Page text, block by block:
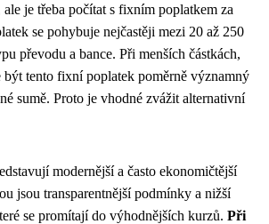
ale je třeba počítat s fixním poplatkem za
se pohybuje nejčastěji mezi 20 až 250
převodu a bance. Při menších částkách,
být tento fixní poplatek poměrně významný
sumě. Proto je vhodné zvážit alternativní
modernější a často ekonomičtější
jsou transparentnější podmínky a nižší
se promítají do výhodnějších kurzů. Při